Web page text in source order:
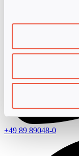
+49 89 89048-0